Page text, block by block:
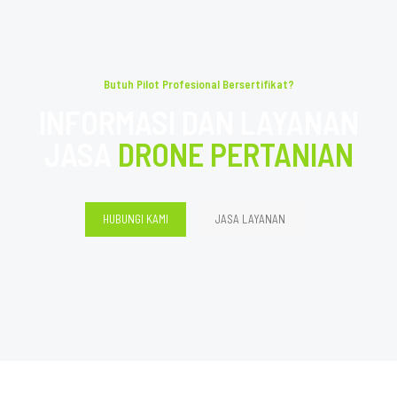
Butuh Pilot Profesional Bersertifikat?
DRONE PERTANIAN
HUBUNGI KAMI JASA LAYANAN